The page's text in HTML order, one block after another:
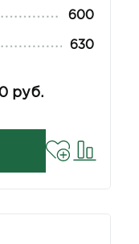
600
630
руб.